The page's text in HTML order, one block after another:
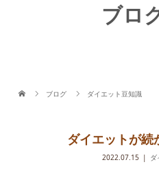
ブロ
ブログ ダイエット豆知識
ダイエットが続
2022.07.15 ダ